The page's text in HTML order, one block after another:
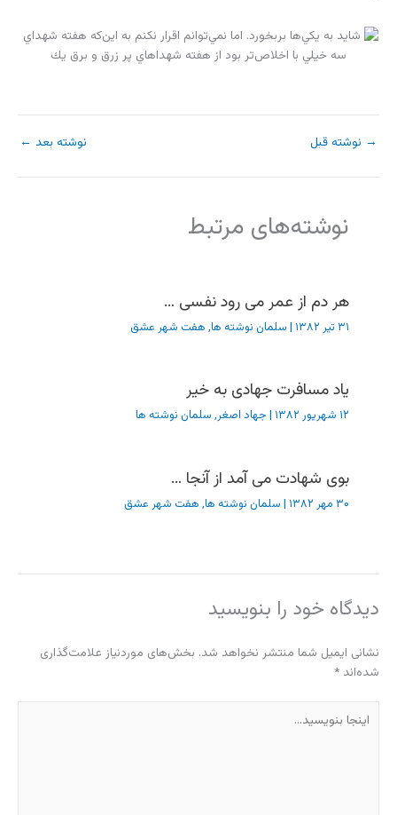
→ نوشته قبل نوشته بعد ←
نوشته‌های مرتبط
هر دم از عمر می رود نفسی …
۳۱ تیر ۱۳۸۲ | سلمان نوشته ها, هفت شهر عشق
یاد مسافرت جهادی به خیر
۱۲ شهریور ۱۳۸۲ | جهاد اصغر, سلمان نوشته ها
بوی شهادت می آمد از آنجا …
۳۰ مهر ۱۳۸۲ | سلمان نوشته ها, هفت شهر عشق
دیدگاه‌ خود را بنویسید
نشانی ایمیل شما منتشر نخواهد شد. بخش‌های موردنیاز علامت‌گذاری
شده‌اند *
بنویسید…